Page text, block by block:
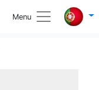
Menu